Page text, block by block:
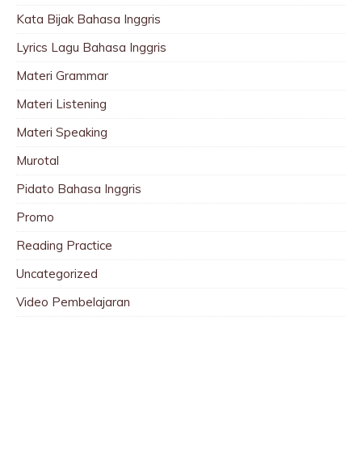
Kata Bijak Bahasa Inggris
Lyrics Lagu Bahasa Inggris
Materi Grammar
Materi Listening
Materi Speaking
Murotal
Pidato Bahasa Inggris
Promo
Reading Practice
Uncategorized
Video Pembelajaran